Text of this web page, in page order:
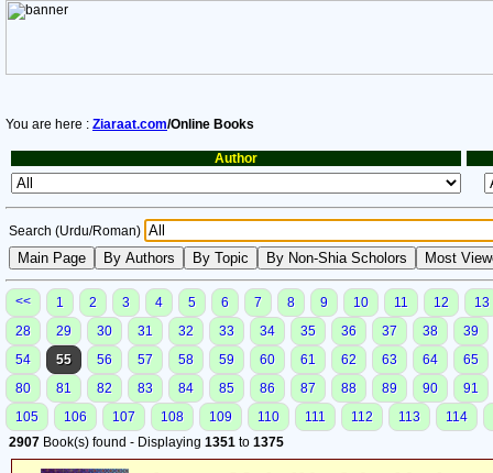
You are here : Ziaraat.com/Online Books
Author
Search (Urdu/Roman)
<< 1 2 3 4 5 6 7 8 9 10 11 12
13
28
29 30 31 32 33 34 35 36 37 38
39
54
55 56 57 58 59 60 61 62 63 64
65
80
81 82 83 84 85 86 87 88 89 90
91
105
106 107 108 109 110 111 112 113
114
2907 Book(s) found - Displaying 1351 to 1375